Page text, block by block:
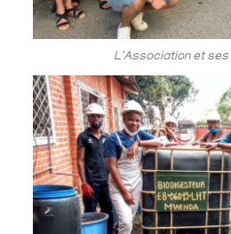
L'Association et ses